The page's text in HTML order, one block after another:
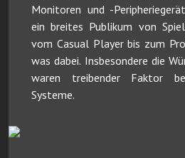
Monitoren und -
ein breites Publikum von
vom Casual Player bis zum
was dabei. Insbesondere die
waren treibender Faktor
Systeme.